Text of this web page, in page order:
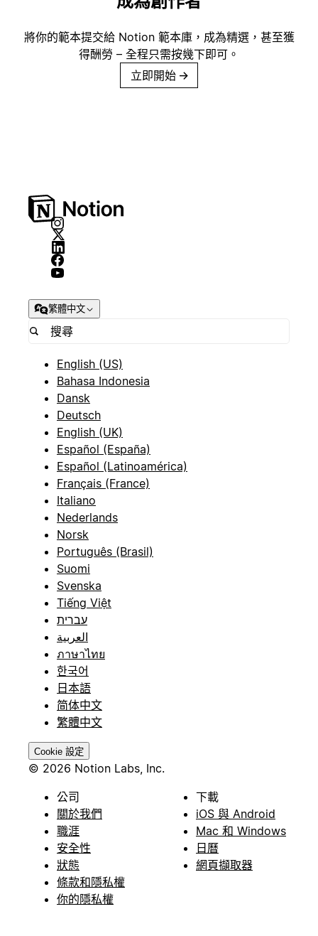
將你的範本提交給 Notion 範本庫，成為精選，甚至獲
得酬勞 – 全程只需按幾下即可。
立即開始 →
繁體中文
English (US)
Bahasa Indonesia
Dansk
Deutsch
English (UK)
Español (España)
Español (Latinoamérica)
Français (France)
Italiano
Nederlands
Norsk
Português (Brasil)
Suomi
Svenska
Tiếng Việt
עברית
العربية
ภาษาไทย
한국어
日本語
简体中文
繁體中文
Cookie 設定
© 2026 Notion Labs, Inc.
公司
關於我們
職涯
安全性
狀態
條款和隱私權
你的隱私權
下載
iOS 與 Android
Mac 和 Windows
日曆
網頁擷取器